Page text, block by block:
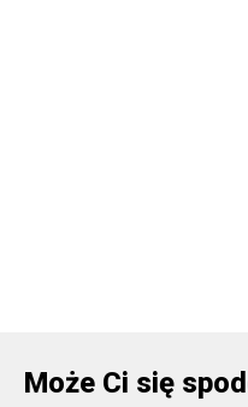
Może Ci się